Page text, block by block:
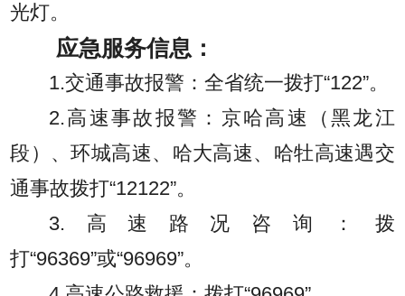
光灯。
应急服务信息：
1.交通事故报警：全省统一拨打“122”。
2.高速事故报警：京哈高速（黑龙江
段）、环城高速、哈大高速、哈牡高速遇交
通事故拨打“12122”。
3.高速路况咨询：拨
打“96369”或“96969”。